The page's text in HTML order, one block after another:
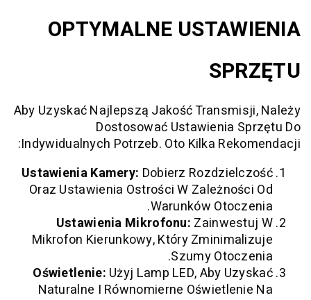
OPTYMALNE
Aby Uzyskać Najlepszą Jakość
Dostosować Ustawienia
Indywidualnych Potrzeb. Oto Kilka
Ustawienia Kamery:Dobierz
Oraz Ustawienia Ostrości W
Warunków
Ustawienia Mikrofonu:
Mikrofon Kierunkowy, Który
Szumy
Oświetlenie: Użyj Lamp LED, Aby
Naturalne I Równomierne